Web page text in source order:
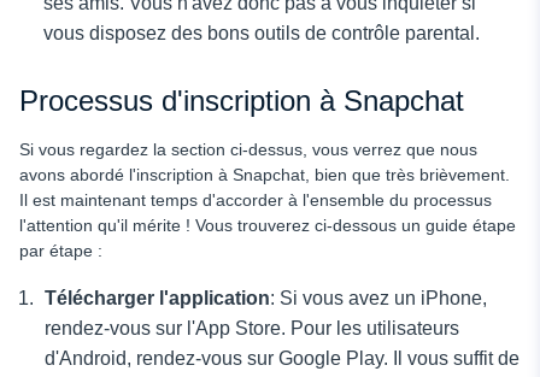
vous disposez des bons outils de contrôle parental.
Processus d'inscription à Snapchat
Si vous regardez la section ci-dessus, vous verrez que nous
avons abordé l'inscription à Snapchat, bien que très brièvement.
Il est maintenant temps d'accorder à l'ensemble du processus
l'attention qu'il mérite ! Vous trouverez ci-dessous un guide étape
par étape :
Télécharger l'application: Si vous avez un iPhone,
rendez-vous sur l'App Store. Pour les utilisateurs
d'Android, rendez-vous sur Google Play. Il vous suffit de